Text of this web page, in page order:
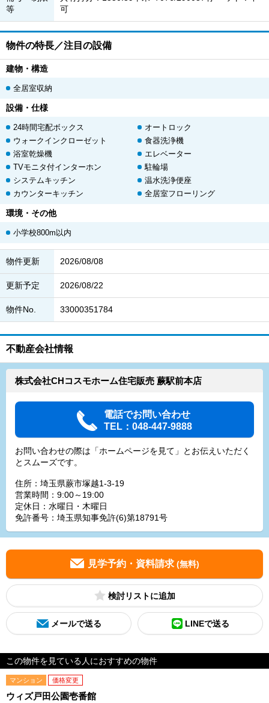
等
可
物件の特長／注目の設備
建物・構造
全居室収納
設備・仕様
24時間宅配ボックス
オートロック
ウォークインクローゼット
食器洗浄機
浴室乾燥機
エレベーター
TVモニタ付インターホン
駐輪場
システムキッチン
温水洗浄便座
カウンターキッチン
全居室フローリング
環境・その他
小学校800m以内
物件更新 2026/08/08
更新予定 2026/08/22
物件No. 33000351784
不動産会社情報
株式会社CHコスモホーム住宅販売 蕨駅前本店
電話でお問い合わせ
TEL：048-447-9888
お問い合わせの際は「ホームページを見て」とお伝えいただく
とスムーズです。
住所：埼玉県蕨市塚越1-3-19
営業時間：9:00～19:00
定休日：水曜日・木曜日
免許番号：埼玉県知事免許(6)第18791号
見学予約・資料請求 (無料)
検討リスト
メールで送る LINEで送る
この物件を見ている人におすすめの物件
マンション 価格変更
ウィズ戸田公園壱番館